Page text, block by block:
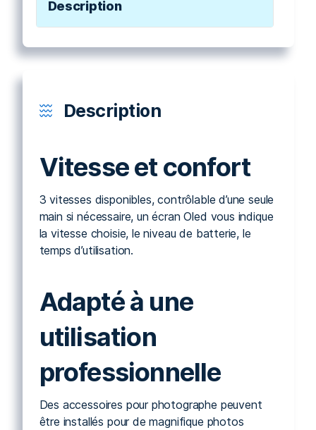
Description
Description
Vitesse et confort
3 vitesses disponibles, contrôlable d’une seule
main si nécessaire, un écran Oled vous indique
la vitesse choisie, le niveau de batterie, le
temps d’utilisation.
Adapté à une
utilisation
professionnelle
Des accessoires pour photographe peuvent
être installés pour de magnifique photos